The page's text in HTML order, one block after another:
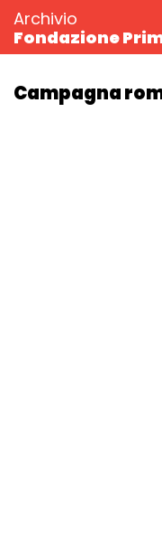
Archivio
Fondazione
Campagna